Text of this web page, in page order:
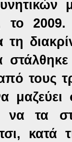
το
τη
τους
τα
κατά